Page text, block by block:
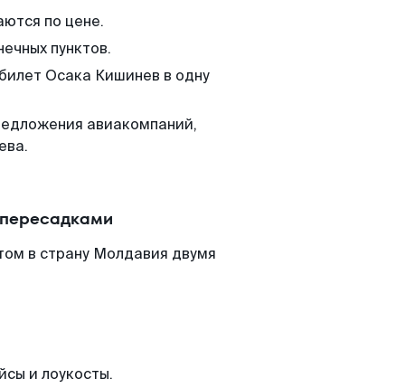
по цене.
пунктов.
Осака Кишинев в одну
авиакомпаний,
в страну Молдавия двумя
и лоукосты.